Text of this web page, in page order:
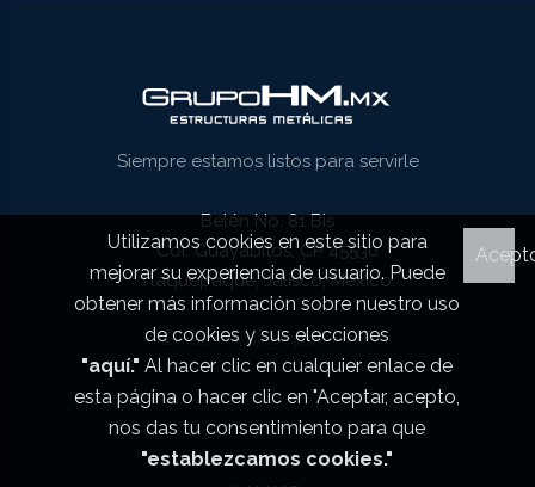
Siempre estamos listos para servirle
Belén No. 81 Bis
Col. Guayabitos, CP 45530
Tlaquepaque, Jalisco, México.
Email info@grupohm.mx
Utilizamos cookies en este sitio para
mejorar su experiencia de usuario. Puede
obtener más información sobre nuestro uso
de cookies y sus elecciones
"aquí." Al hacer clic en cualquier enlace de
esta página o hacer clic en "Aceptar, acepto,
nos das tu consentimiento para que
"establezcamos cookies."